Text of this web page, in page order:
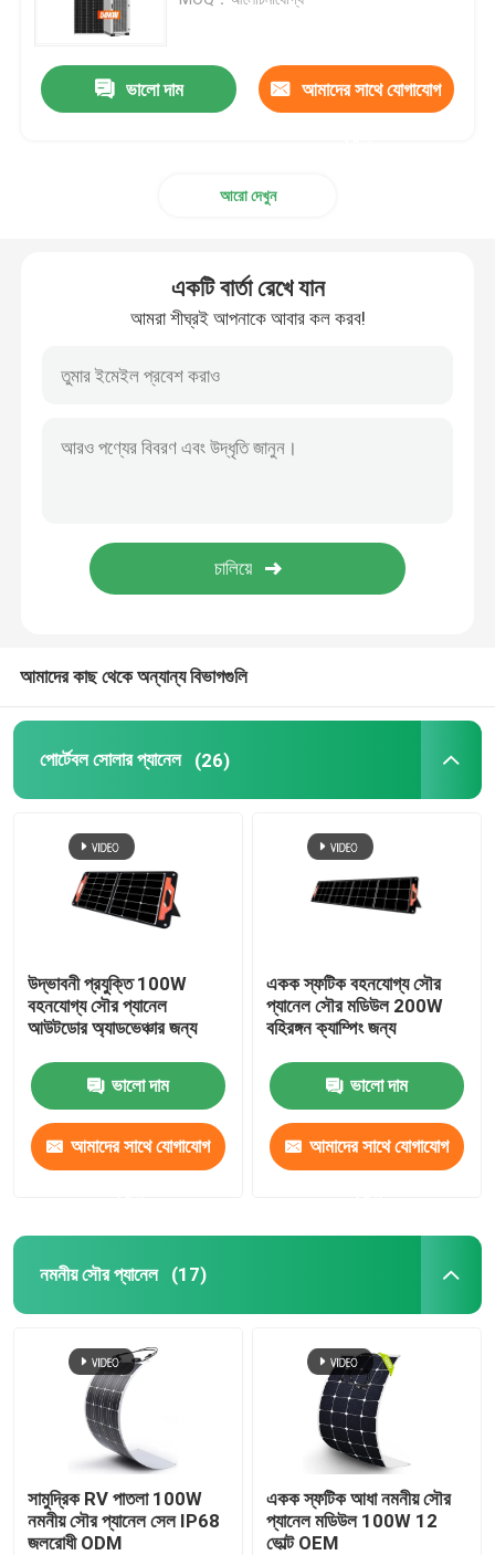
অফ গ্রিড সোলার ইনভার্টার এমপিপিটি
ফোল্ডিং সোলার প্যানেল
ভালো দাম আমাদের সাথে যোগাযোগ
আরো দেখুন
একটি বার্তা রেখে যান
আমরা শীঘ্রই আপনাকে আবার কল করব!
আমাদের কাছ থেকে অন্যান্য বিভাগগুলি
পোর্টেবল সোলার প্যানেল (26)
উদ্ভাবনী প্রযুক্তি 100W
বহনযোগ্য সৌর প্যানেল
আউটডোর অ্যাডভেঞ্চার জন্য
ভালো দাম
আমাদের সাথে যোগাযোগ
একক স্ফটিক বহনযোগ্য সৌর
প্যানেল সৌর মডিউল 200W
বহিরঙ্গন ক্যাম্পিং জন্য
ভালো দাম
আমাদের সাথে যোগাযোগ
নমনীয় সৌর প্যানেল (17)
সামুদ্রিক RV পাতলা 100W
নমনীয় সৌর প্যানেল সেল IP68
জলরোধী ODM
একক স্ফটিক আধা নমনীয় সৌর
প্যানেল মডিউল 100W 12
ভোল্ট OEM